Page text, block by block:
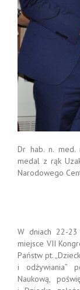
Dr hab. n. med.
medal z rąk
Narodowego
W dniach 22-
miejsce VII
Państw pt.
i odżywiania”
Naukową,